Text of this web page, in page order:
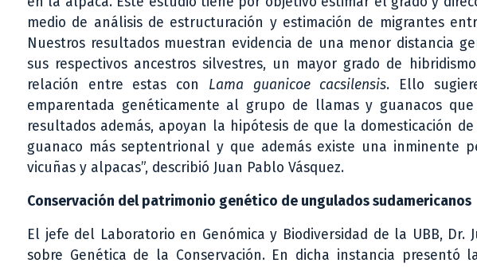
medio de análisis de estructuración y estimación de migrantes
Nuestros resultados muestran evidencia de una menor distancia
sus respectivos ancestros silvestres, un mayor grado de
relación entre estas con Lama guanicoe cacsilensis. Ello
emparentada genéticamente al grupo de llamas y guanacos
resultados además, apoyan la hipótesis de que la domesticación
guanaco más septentrional y que además existe una inminente
vicuñas y alpacas”, describió Juan Pablo Vásquez.
Conservación del patrimonio genético de ungulados sudamericanos
El jefe del Laboratorio en Genómica y Biodiversidad de la UBB, Dr.
sobre Genética de la Conservación. En dicha instancia presentó